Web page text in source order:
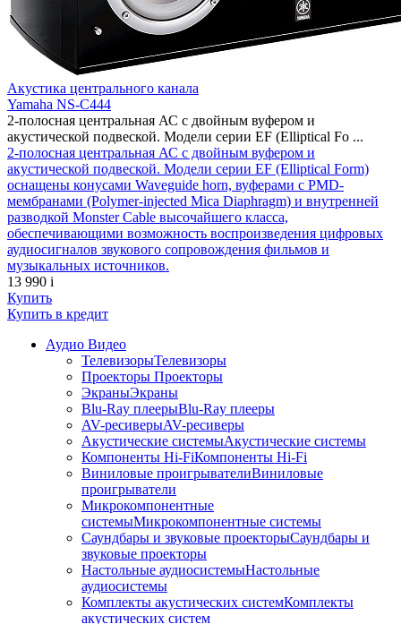
Акустика центрального канала
Yamaha NS-C444
2-полосная центральная АС с двойным вуфером и
акустической подвеской. Модели серии EF (Elliptical Fo ...
2-полосная центральная АС с двойным вуфером и
акустической подвеской. Модели серии EF (Elliptical Form)
оснащены конусами Waveguide horn, вуферами с PMD-
мембранами (Polymer-injected Mica Diaphragm) и внутренней
разводкой Monster Cable высочайшего класса,
обеспечивающими возможность воспроизведения цифровых
аудиосигналов звукового сопровождения фильмов и
музыкальных источников.
13 990 i
Купить
Купить в кредит
Аудио Видео
ТелевизорыТелевизоры
Проекторы Проекторы
ЭкраныЭкраны
Blu-Ray плеерыBlu-Ray плееры
AV-ресиверыAV-ресиверы
Акустические системыАкустические системы
Компоненты Hi-FiКомпоненты Hi-Fi
Виниловые проигрывателиВиниловые
проигрыватели
Микрокомпонентные
системыМикрокомпонентные системы
Саундбары и звуковые проекторыСаундбары и
звуковые проекторы
Настольные аудиосистемыНастольные
аудиосистемы
Комплекты акустических системКомплекты
акустических систем